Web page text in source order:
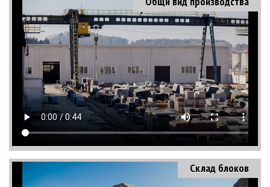
Склад блоков